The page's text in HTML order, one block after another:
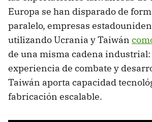
Europa se han disparado de
paralelo, empresas
utilizando Ucrania y Taiwán
de una misma cadena
experiencia de combate y
Taiwán aporta capacidad
fabricación escalable.